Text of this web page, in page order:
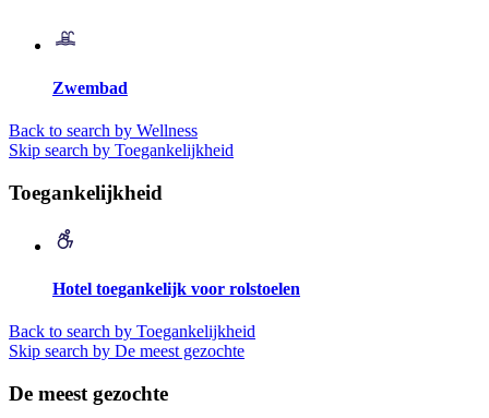
Zwembad
Back to search by Wellness
Skip search by Toegankelijkheid
Toegankelijkheid
Hotel toegankelijk voor rolstoelen
Back to search by Toegankelijkheid
Skip search by De meest gezochte
De meest gezochte